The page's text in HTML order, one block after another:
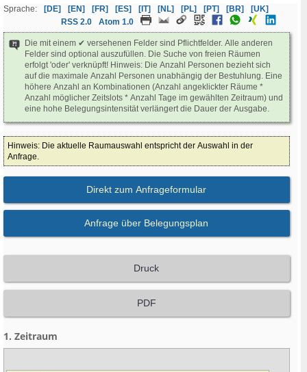
Sprache: [DE] [EN] [FR] [ES] [IT] [NL] [PL] [PT] [BR]
[UK]
RSS 2.0
Atom 1.0
Die mit einem ✔ versehenen Felder sind Pflichtfelder. Alle anderen
Felder sind optional auszufüllen. Die Suche von freien Räumen
erfolgt 'oder' verknüpft! Hinweis: Die Anzahl Personen bezieht sich
auf die maximale Anzahl Personen unabhängig der Bestuhlung. Eine
höhere Anzahl an Kombinationen (Anzahl angeklickter Räume *
Anzahl möglicher Zeitslots * Anzahl Tage im gewählten Zeitraum) und
eine hohe Belegungsintensität verlängert die Dauer der Ausgabe.
Hinweis: Die aktuelle Raumauswahl entspricht der Auswahl in der
Anfrage.
Direkt zum Anfrageformular
Anfrage über Belegungsplan
1. Zeitraum